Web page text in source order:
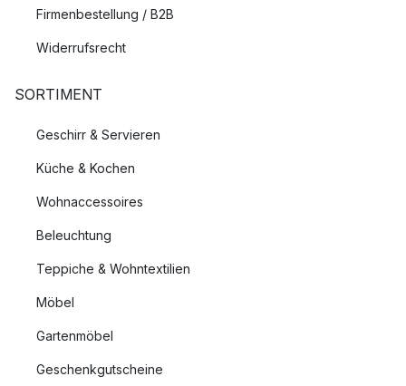
Firmenbestellung / B2B
Widerrufsrecht
SORTIMENT
Geschirr & Servieren
Küche & Kochen
Wohnaccessoires
Beleuchtung
Teppiche & Wohntextilien
Möbel
Gartenmöbel
Geschenkgutscheine